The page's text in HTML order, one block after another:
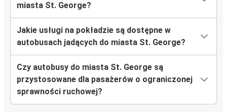
miasta St. George?
Jakie usługi na pokładzie są dostępne w
autobusach jadących do miasta St. George?
Czy autobusy do miasta St. George są
przystosowane dla pasażerów o ograniczonej
sprawności ruchowej?